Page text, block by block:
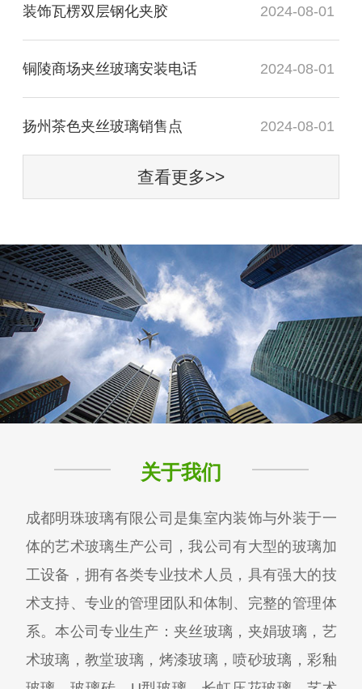
装饰瓦楞双层钢化夹胶 2024-08-01
铜陵商场夹丝玻璃安装电话 2024-08-01
扬州茶色夹丝玻璃销售点 2024-08-01
查看更多>>
关于我们
成都明珠玻璃有限公司是集室内装饰与外装于一
体的艺术玻璃生产公司，我公司有大型的玻璃加
工设备，拥有各类专业技术人员，具有强大的技
术支持、专业的管理团队和体制、完整的管理体
系。本公司专业生产：夹丝玻璃，夹娟玻璃，艺
术玻璃，教堂玻璃，烤漆玻璃，喷砂玻璃，彩釉